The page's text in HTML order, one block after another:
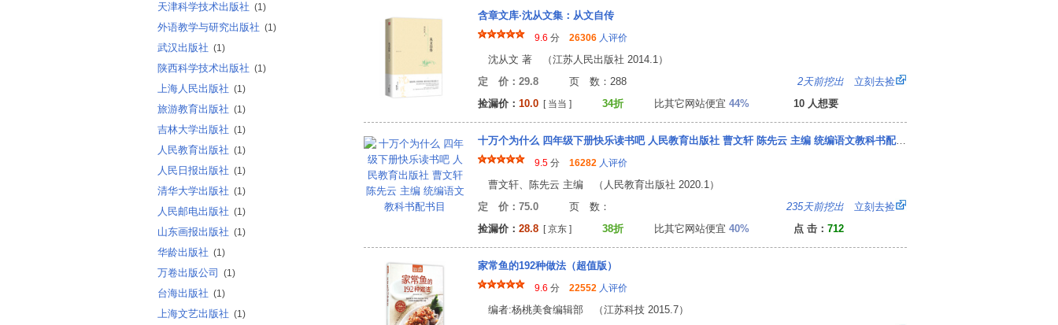
天津科学技术出版社 (1)
外语教学与研究出版社 (1)
武汉出版社 (1)
陕西科学技术出版社 (1)
上海人民出版社 (1)
旅游教育出版社 (1)
吉林大学出版社 (1)
人民教育出版社 (1)
人民日报出版社 (1)
清华大学出版社 (1)
人民邮电出版社 (1)
山东画报出版社 (1)
华龄出版社 (1)
万卷出版公司 (1)
台海出版社 (1)
上海文艺出版社 (1)
含章文库·沈从文集：从文自传
9.6 分 26306 人评价
沈从文 著 （江苏人民出版社 2014.1）
定 价：29.8 页 数：288 2天前挖出 立刻去捡
捡漏价： 10.0 [ 当当 ] 34折 比其它网站便宜 44% 10 人想要
十万个为什么 四年级下册快乐读书吧 人民教育出版社 曹文轩 陈先云 主编 统编语文教科书配书目
9.5 分 16282 人评价
曹文轩、陈先云 主编 （人民教育出版社 2020.1）
定 价：75.0 页 数： 235天前挖出 立刻去捡
捡漏价： 28.8 [ 京东 ] 38折 比其它网站便宜 40% 点 击： 712
家常鱼的192种做法（超值版）
9.6 分 22552 人评价
编者:杨桃美食编辑部 （江苏科技 2015.7）